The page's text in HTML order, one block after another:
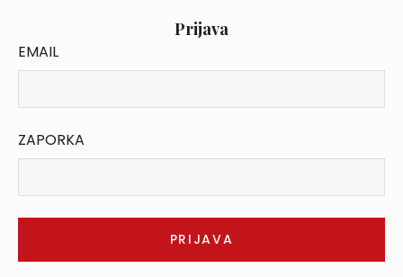
Prijava
EMAIL
ZAPORKA